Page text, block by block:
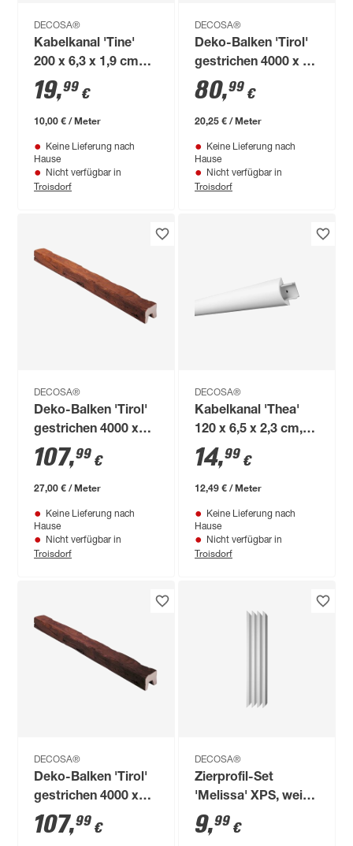
DECOSA®
Kabelkanal 'Tine'
200 x 6,3 x 1,9 cm
weiß
19,99 €
10,00 € / Meter
Keine Lieferung nach
Hause
Nicht verfügbar in
Troisdorf
DECOSA®
Deko-Balken 'Tirol'
gestrichen 4000 x 90
x 60 mm
80,99 €
20,25 € / Meter
Keine Lieferung nach
Hause
Nicht verfügbar in
Troisdorf
DECOSA®
Deko-Balken 'Tirol'
gestrichen 4000 x
120 x 120 mm
107,99 €
27,00 € / Meter
Keine Lieferung nach
Hause
Nicht verfügbar in
Troisdorf
DECOSA®
Kabelkanal 'Thea'
120 x 6,5 x 2,3 cm,
weiß
14,99 €
12,49 € / Meter
Keine Lieferung nach
Hause
Nicht verfügbar in
Troisdorf
DECOSA®
Deko-Balken 'Tirol'
gestrichen 4000 x
120 x 120 mm
107,99 €
DECOSA®
Zierprofil-Set
'Melissa' XPS, weiß,
45 x 2,5 x 1,3 cm, 4-
teilig
9,99 €